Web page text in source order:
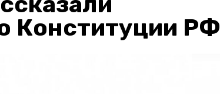
Конституции РФ